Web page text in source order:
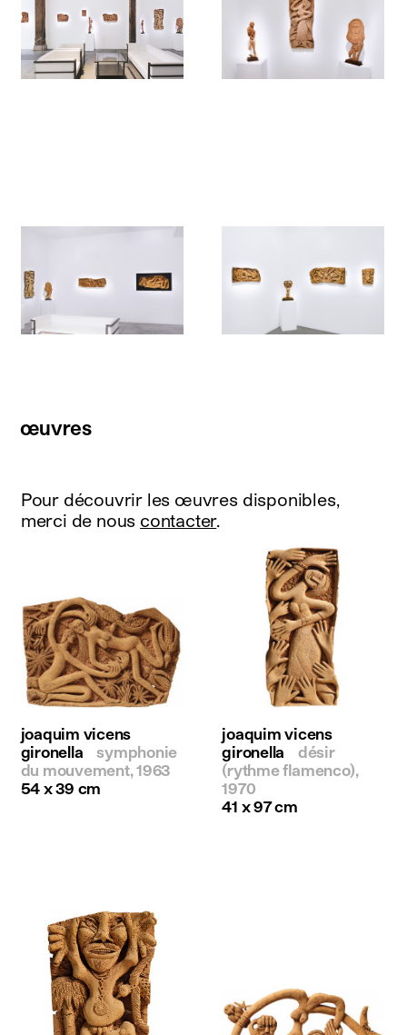
œuvres
Pour découvrir les œuvres disponibles,
merci de nous contacter.
joaquim vicens
gironella
symphonie
du mouvement, 1963
54 x 39 cm
joaquim vicens
gironella
désir
(rythme flamenco),
1970
41 x 97 cm